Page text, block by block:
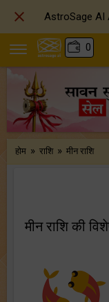
0
होम » राशि » मीन राशि
मीन राशि की
 AstroSage AI